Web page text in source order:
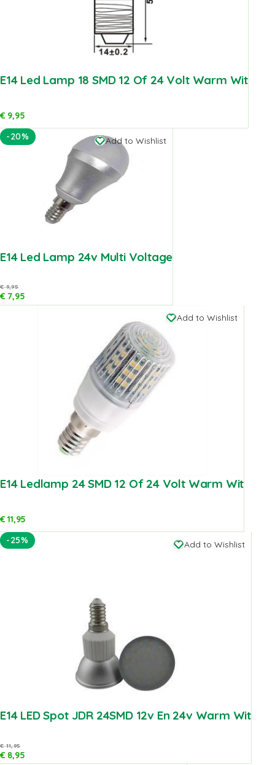
E14 Led Lamp 18 SMD 12 Of 24 Volt Warm Wit
€9,95
-20%
Add to Wishlist
E14 Led Lamp 24v Multi Voltage
€9,95
€7,95
Add to Wishlist
E14 Ledlamp 24 SMD 12 Of 24 Volt Warm Wit
€11,95
-25%
Add to Wishlist
E14 LED Spot JDR 24SMD 12v En 24v Warm Wit
€11,95
€8,95